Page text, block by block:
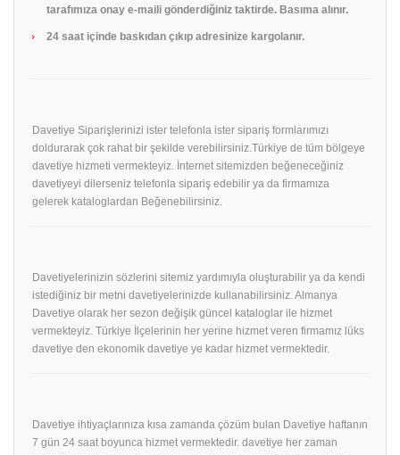
tarafımıza onay e-maili gönderdiğiniz taktirde. Basıma alınır.
24 saat içinde baskıdan çıkıp adresinize kargolanır.
Davetiye Siparişlerinizi ister telefonla ister sipariş formlarımızı
doldurarak çok rahat bir şekilde verebilirsiniz.Türkiye de tüm bölgeye
davetiye hizmeti vermekteyiz. İnternet sitemizden beğeneceğiniz
davetiyeyi dilerseniz telefonla sipariş edebilir ya da firmamıza
gelerek kataloglardan Beğenebilirsiniz.
Davetiyelerinizin sözlerini sitemiz yardımıyla oluşturabilir ya da kendi
istediğiniz bir metni davetiyelerinizde kullanabilirsiniz. Almanya
Davetiye olarak her sezon değişik güncel kataloglar ile hizmet
vermekteyiz. Türkiye İlçelerinin her yerine hizmet veren firmamız lüks
davetiye den ekonomik davetiye ye kadar hizmet vermektedir.
Davetiye ihtiyaçlarınıza kısa zamanda çözüm bulan Davetiye haftanın
7 gün 24 saat boyunca hizmet vermektedir. davetiye her zaman